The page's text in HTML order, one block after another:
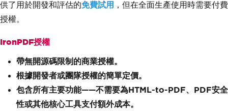
供了用於開發和評估的免費試用 ，但在全面生產使用時需要付費
授權。
IronPDF授權
帶無開源碼限制的商業授權。
根據開發者或團隊授權的簡單定價。
包含所有主要功能——不需要為HTML-to-PDF、PDF安全
性或其他核心工具支付額外成本。